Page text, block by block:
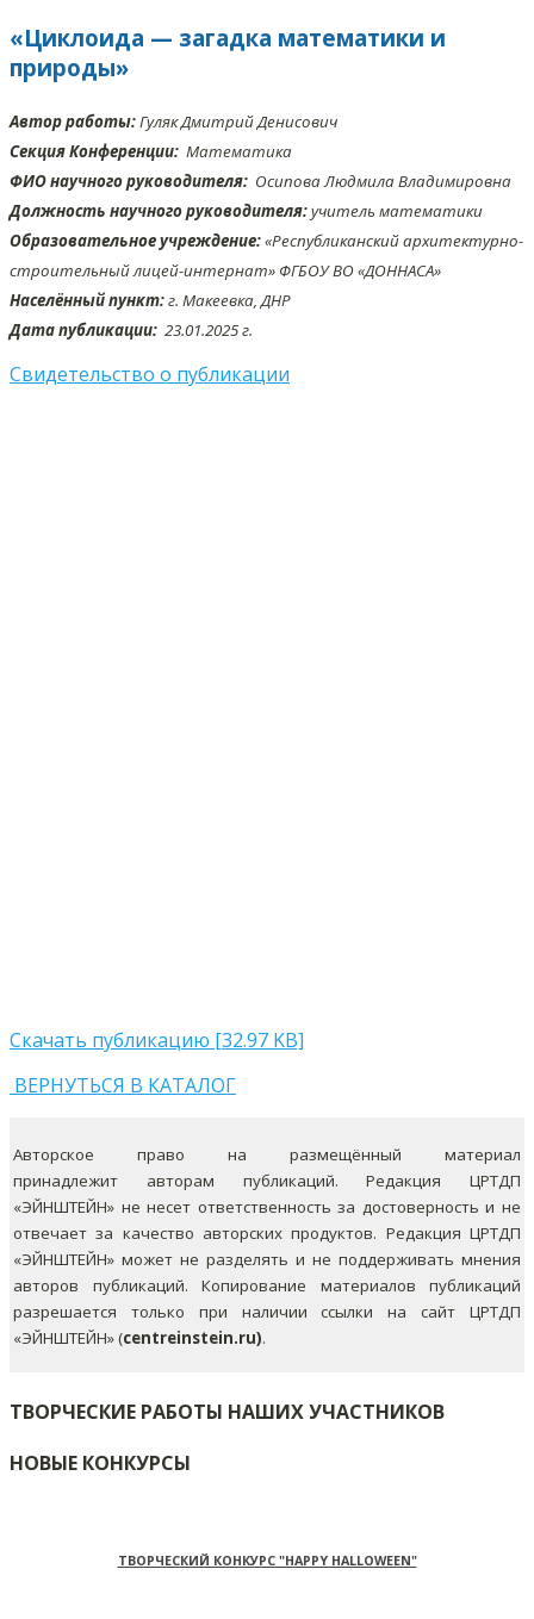
«Циклоида — загадка математики и
природы»
Автор работы:Гуляк Дмитрий Денисович
Секция Конференции: Математика
ФИО научного руководителя: Осипова Людмила Владимировна
Должность научного руководителя:учитель математики
Образовательное учреждение:«Республиканский архитектурно-
строительный лицей-интернат» ФГБОУ ВО «ДОННАСА»
Населённый пункт:г. Макеевка, ДНР
Дата публикации: 23.01.2025 г.
Свидетельство о публикации
Скачать публикацию [32.97 KB]
ВЕРНУТЬСЯ В КАТАЛОГ
Авторское право на размещённый материал
принадлежит авторам публикаций. Редакция ЦРТДП
«ЭЙНШТЕЙН» не несет ответственность за достоверность и не
отвечает за качество авторских продуктов. Редакция ЦРТДП
«ЭЙНШТЕЙН» может не разделять и не поддерживать мнения
авторов публикаций. Копирование материалов публикаций
разрешается только при наличии ссылки на сайт ЦРТДП
«ЭЙНШТЕЙН» (centreinstein.ru).
ТВОРЧЕСКИЕ РАБОТЫ НАШИХ УЧАСТНИКОВ
НОВЫЕ КОНКУРСЫ
ТВОРЧЕСКИЙ КОНКУРС "HAPPY HALLOWEEN"